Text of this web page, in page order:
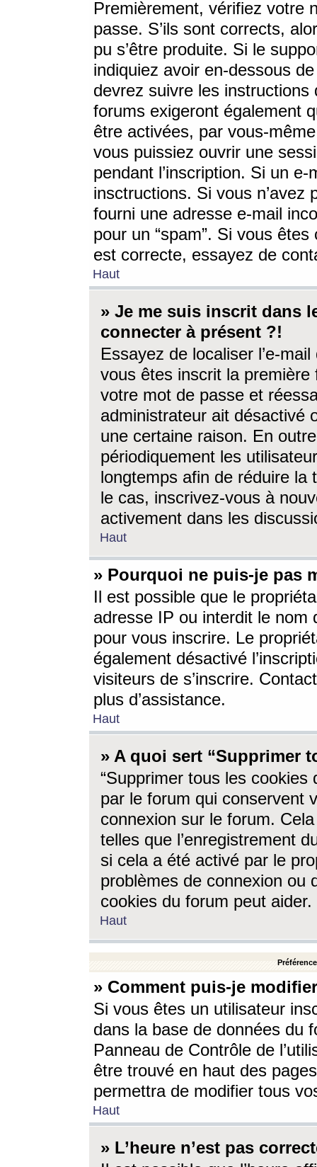
Premièrement, vérifiez votre
passe. S’ils sont corrects,
pu s’être produite. Si le
indiquiez avoir en-dessous
devrez suivre les
forums exigeront également
être activées, par vous-
vous puissiez ouvrir une
pendant l’inscription. Si un
insctructions. Si vous n’avez
fourni une adresse e-mail
pour un “spam”. Si vous
est correcte, essayez de
Haut
» Je me suis inscrit dans
connecter à présent ?!
Essayez de localiser l’e-
vous êtes inscrit la première
votre mot de passe et
administrateur ait désactivé
une certaine raison. En
périodiquement les
longtemps afin de réduire la
le cas, inscrivez-vous à
activement dans les
Haut
» Pourquoi ne puis-je pas
Il est possible que le
adresse IP ou interdit le nom
pour vous inscrire. Le
également désactivé
visiteurs de s’inscrire.
plus d’assistance.
Haut
» A quoi sert “Supprimer
“Supprimer tous les cookies
par le forum qui conservent
connexion sur le forum.
telles que l’enregistrement
si cela a été activé par le
problèmes de connexion ou
cookies du forum peut aider.
Haut
» Comment puis-je
Si vous êtes un utilisateur
dans la base de données du
Panneau de Contrôle de
être trouvé en haut des
permettra de modifier tous
Haut
» L’heure n’est pas